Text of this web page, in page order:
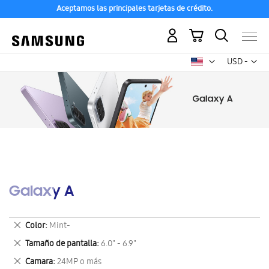
Aceptamos las principales tarjetas de crédito.
USD -
dólar
Mi carrito
Galaxy A
Color Mint-
Eliminar
este
artículo
Tamaño de pantalla 6.0" - 6.9"
Eliminar
este
Camara 24MP o más
Eliminar